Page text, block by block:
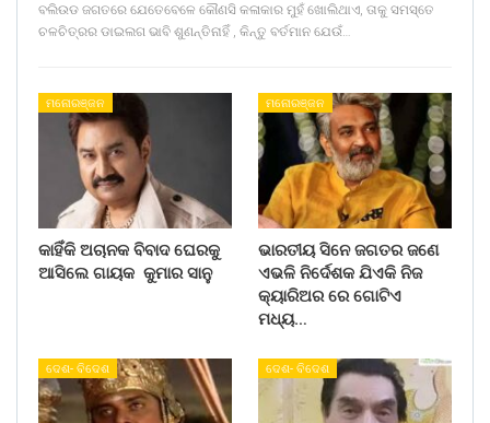
ବଲିଉଡ ଜଗତରେ ଯେତେବେଳେ କୌଣସି କଳାକାର ମୁହଁ ଖୋଲିଥାଏ, ତାକୁ ସମସ୍ତେ
ଚଳଚିତ୍ରର ଡାଇଲଗ ଭାବି ଶୁଣନ୍ତିନାହିଁ , କିନ୍ତୁ ବର୍ତମାନ ଯେଉଁ…
ମନୋରଞ୍ଜନ
କାହିଁକି ଅଚାନକ ବିବାଦ ଘେରକୁ
ଆସିଲେ ଗାୟକ କୁମାର ସାନୁ
ମନୋରଞ୍ଜନ
ଭାରତୀୟ ସିନେ ଜଗତର ଜଣେ
ଏଭଳି ନିର୍ଦେଶକ ଯିଏକି ନିଜ
କ୍ୟାରିଅର ରେ ଗୋଟିଏ
ମଧ୍ୟ…
ଦେଶ- ବିଦେଶ ଦେଶ- ବିଦେଶ